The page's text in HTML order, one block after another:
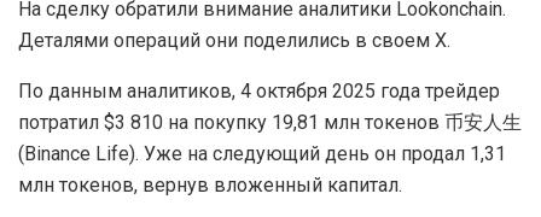
На сделку обратили внимание аналитики Lookonchain.
Деталями операций они поделились в своем X.
По данным аналитиков, 4 октября 2025 года трейдер
потратил $3 810 на покупку 19,81 млн токенов 币安人生
(Binance Life). Уже на следующий день он продал 1,31
млн токенов, вернув вложенный капитал.